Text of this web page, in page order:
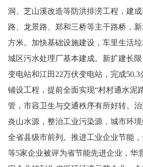
洞、芝山溪改造等防洪排涝工程，建
路、龙景路、郑和三桥等主干路桥，
方米。加快基础设施建设，车里生活
城区污水处理厂基本建成。新扩建长
变电站和江田 22万伏变电站，完成50.3
铺设工程，提前全面实现“村村通水泥
管，市容卫生与交通秩序有所好转。
炎山水源，整治工业污染源，城市环
全省县级市前列。推进工业企业节能
等5家企业被评为省节能先进企业，华